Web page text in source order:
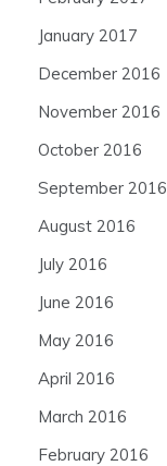
January 2017
December 2016
November 2016
October 2016
September 2016
August 2016
July 2016
June 2016
May 2016
April 2016
March 2016
February 2016